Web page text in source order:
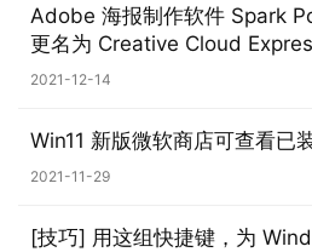
关
于
Adobe 海报制作软件 Spark
更名为 Creative Cloud
2021-12-14
Win11 新版微软商店可查看已
2021-11-29
[技巧] 用这组快捷键，为